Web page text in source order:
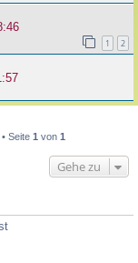
1 2
Seite 1 von 1
Gehe zu